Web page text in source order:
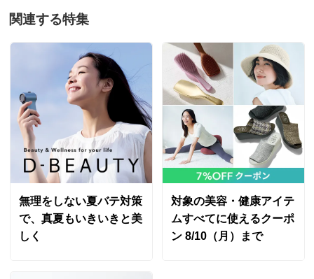
北海道 60代以上女性
背骨の手術で腰のあたりにも傷があります。何年経って
もゴムなどが当たると気持ち悪いので深い下着を利用出
来なっかたのですが、これは大丈夫でした。タグも当た
ると痒くなるので今までは、切り落としていたのです
が、この下着は大丈夫でした！なんの心配もなく着用出
来、１０数年ぶりのお腹まですっぽりです
関連する特集
無理をしない夏バテ対策
で、真夏もいきいきと美
しく
対象の美容・健康アイテ
ムすべてに使えるクーポ
ン 8/10（月）まで